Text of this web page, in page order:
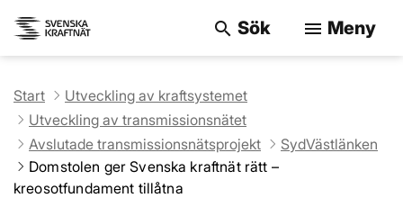
search Sök menu Meny
Start
Utveckling av kraftsystemet
Utveckling av transmissionsnätet
Avslutade transmissionsnätsprojekt
SydVästlänken
Domstolen ger Svenska kraftnät rätt –
kreosotfundament tillåtna